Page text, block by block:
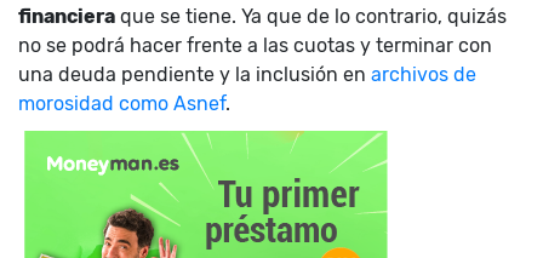
financiera que se tiene. Ya que de lo contrario, quizás
no se podrá hacer frente a las cuotas y terminar con
una deuda pendiente y la inclusión en archivos de
morosidad como Asnef.